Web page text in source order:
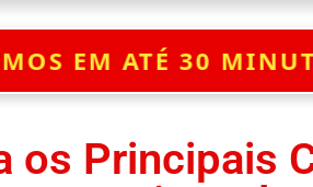
30 MINUTOS—
os Principais